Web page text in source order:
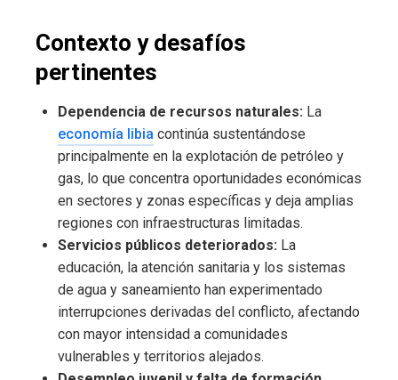
Contexto y desafíos
pertinentes
Dependencia de recursos naturales: La
economía libia continúa sustentándose
principalmente en la explotación de petróleo y
gas, lo que concentra oportunidades económicas
en sectores y zonas específicas y deja amplias
regiones con infraestructuras limitadas.
Servicios públicos deteriorados: La
educación, la atención sanitaria y los sistemas
de agua y saneamiento han experimentado
interrupciones derivadas del conflicto, afectando
con mayor intensidad a comunidades
vulnerables y territorios alejados.